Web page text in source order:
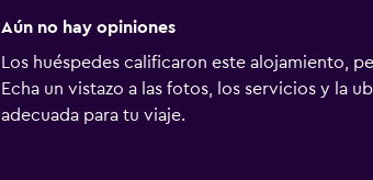
Aún no hay opiniones
Los huéspedes calificaron este alojamiento,
Echa un vistazo a las fotos, los servicios y la
adecuada para tu viaje.